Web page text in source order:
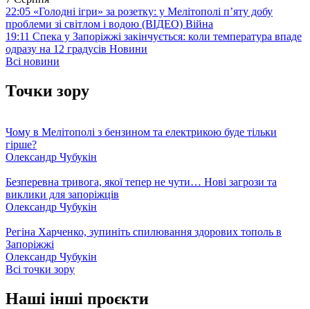
22:05 «Голодні ігри» за розетку: у Мелітополі п’яту добу
проблеми зі світлом і водою (ВІДЕО) Війна
19:11 Спека у Запоріжжі закінчується: коли температура впаде
одразу на 12 градусів Новини
Всі новини
Точки зору
Чому в Мелітополі з бензином та електрикою буде тільки
гірше?
Олександр Чубукін
Безперевна тривога, якої тепер не чути… Нові загрози та
виклики для запоріжців
Олександр Чубукін
Регіна Харченко, зупиніть спилювання здорових тополь в
Запоріжжі
Олександр Чубукін
Всі точки зору
Наші інші проєкти